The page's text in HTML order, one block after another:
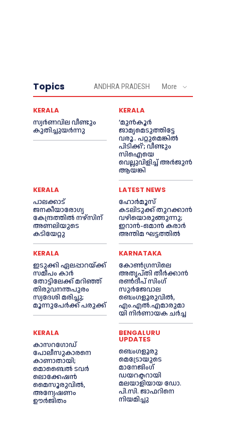
Topics ANDHRA PRADESH More
KERALA
സ്വർണവില വീണ്ടും
കുതിച്ചുയർന്നു
KERALA
‘മുൻ‌കൂര്‍
ജാമ്യമെടുത്തിട്ടേ
വരൂ.. പറ്റുമെങ്കില്‍
പിടിക്ക്’; വീണ്ടും
സിഐയെ
വെല്ലുവിളിച്ച്‌ അര്‍ജുന്‍
ആയങ്കി
KERALA
പാലക്കാട്
ജനകീയാരോഗ്യ
കേന്ദ്രത്തില്‍ നഴ്‌സിന്
അണലിയുടെ
കടിയേറ്റു
LATEST NEWS
ഹോർമൂസ്
കടലിടുക്ക് തുറക്കാൻ
വഴിയൊരുങ്ങുന്നു;
ഇറാൻ-ഒമാൻ കരാർ
അന്തിമ ഘട്ടത്തിൽ
KERALA
ഇടുക്കി ഏലപ്പാറയ്ക്ക്
സമീപം കാര്‍
തോട്ടിലേക്ക് മറിഞ്ഞ്
തിരുവനന്തപുരം
സ്വദേശി മരിച്ചു;
മൂന്നുപേര്‍ക്ക് പരുക്ക്
KARNATAKA
കോൺഗ്രസിലെ
അതൃപ്തി തീർക്കാൻ
രൺദീപ് സിംഗ്
സുര്‍ജേവാല
ബെംഗളൂരുവിൽ,
എം.എൽ.എമാരുമാ
യി നിർണായക ചർച്ച
KERALA
കാസറഗോഡ്‌
പോലീസുകാരനെ
കാണാതായി;
മൊബൈൽ ടവർ
ലൊക്കേഷൻ
മൈസൂരുവിൽ,
അന്വേഷണം
ഊർജിതം
BENGALURU
UPDATES
ബെംഗളൂരു
മെട്രോയുടെ
മാനേജിംഗ്
ഡയറക്ടറായി
മലയാളിയായ ഡോ.
പി.സി. ജാഫറിനെ
നിയമിച്ചു